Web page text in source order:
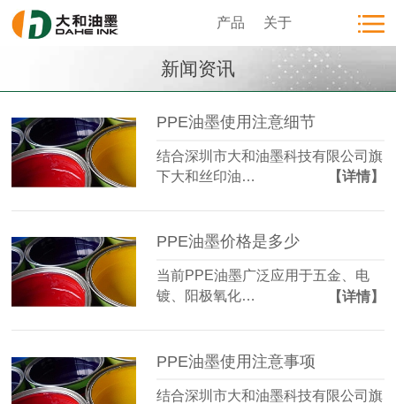
产品 关于
新闻资讯
PPE油墨使用注意细节
结合深圳市大和油墨科技有限公司旗
下大和丝印油…
【详情】
PPE油墨价格是多少
当前PPE油墨广泛应用于五金、电
镀、阳极氧化…
【详情】
PPE油墨使用注意事项
结合深圳市大和油墨科技有限公司旗